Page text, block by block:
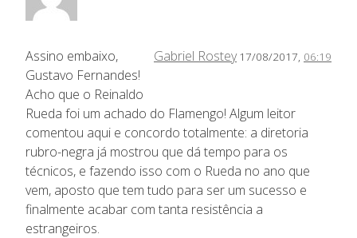
Gabriel Rostey 17/08/2017, 06:19
Assino embaixo,
Gustavo Fernandes!
Acho que o Reinaldo
Rueda foi um achado do Flamengo! Algum leitor
comentou aqui e concordo totalmente: a diretoria
rubro-negra já mostrou que dá tempo para os
técnicos, e fazendo isso com o Rueda no ano que
vem, aposto que tem tudo para ser um sucesso e
finalmente acabar com tanta resistência a
estrangeiros.